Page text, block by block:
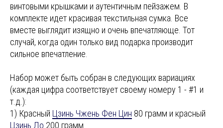
винтовыми крышками и аутентичным пейзажем. В
комплекте идет красивая текстильная сумка. Все
вместе выглядит изящно и очень впечатляюще. Тот
случай, когда один только вид подарка производит
сильное впечатление.
Набор может быть собран в следующих вариациях
(каждая цифра соответствует своему номеру 1 - #1 и
т.д.):
1) Красный Цзинь Чжень Фен Цин 80 грамм и красный
Цзинь Ло 200 грамм